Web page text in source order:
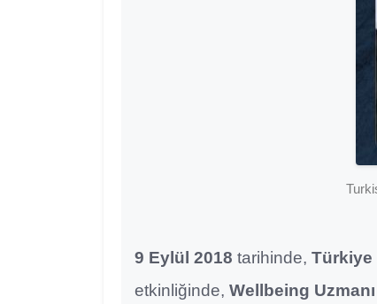
9 Eylül 2018 tarihinde, Türkiye
etkinliğinde, Wellbeing